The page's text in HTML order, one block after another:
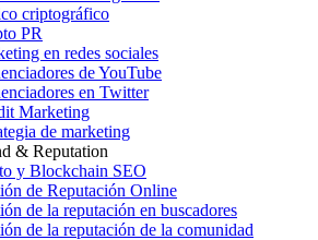
criptográfico
PR
en redes sociales
de YouTube
en Twitter
Marketing
de marketing
& Reputation
y Blockchain SEO
de Reputación Online
de la reputación en buscadores
de la reputación de la comunidad